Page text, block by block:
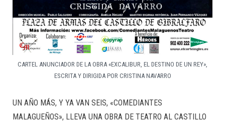
CARTEL ANUNCIADOR DE LA OBRA «EXCALIBUR, EL DESTINO DE UN REY»,
ESCRITA Y DIRIGIDA POR CRISTINA NAVARRO
UN AÑO MÁS, Y YA VAN SEIS, «COMEDIANTES
MALAGUEÑOS», LLEVA UNA OBRA DE TEATRO AL CASTILLO